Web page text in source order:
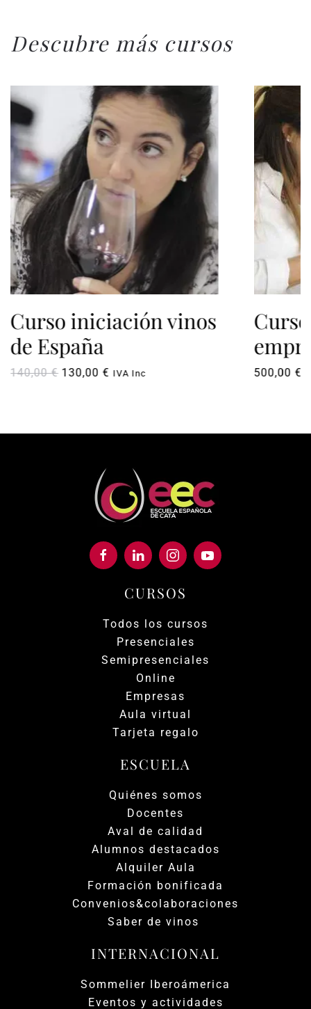
Descubre más cursos
Curso iniciación vinos
de España
140,00€ El
140,00 €.
130,00 € El
130,00 €.
IVA Inc 500,00 €
CURSOS
Todos los cursos
Presenciales
Semipresenciales
Online
Empresas
Aula virtual
Tarjeta regalo
ESCUELA
Quiénes somos
Docentes
Aval de calidad
Alumnos destacados
Alquiler Aula
Formación bonificada
Convenios&colaboraciones
Saber de vinos
INTERNACIONAL
Sommelier Iberoámerica
Eventos y actividades